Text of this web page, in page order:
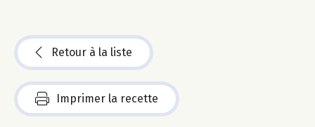
Retour à la liste
Imprimer la recette